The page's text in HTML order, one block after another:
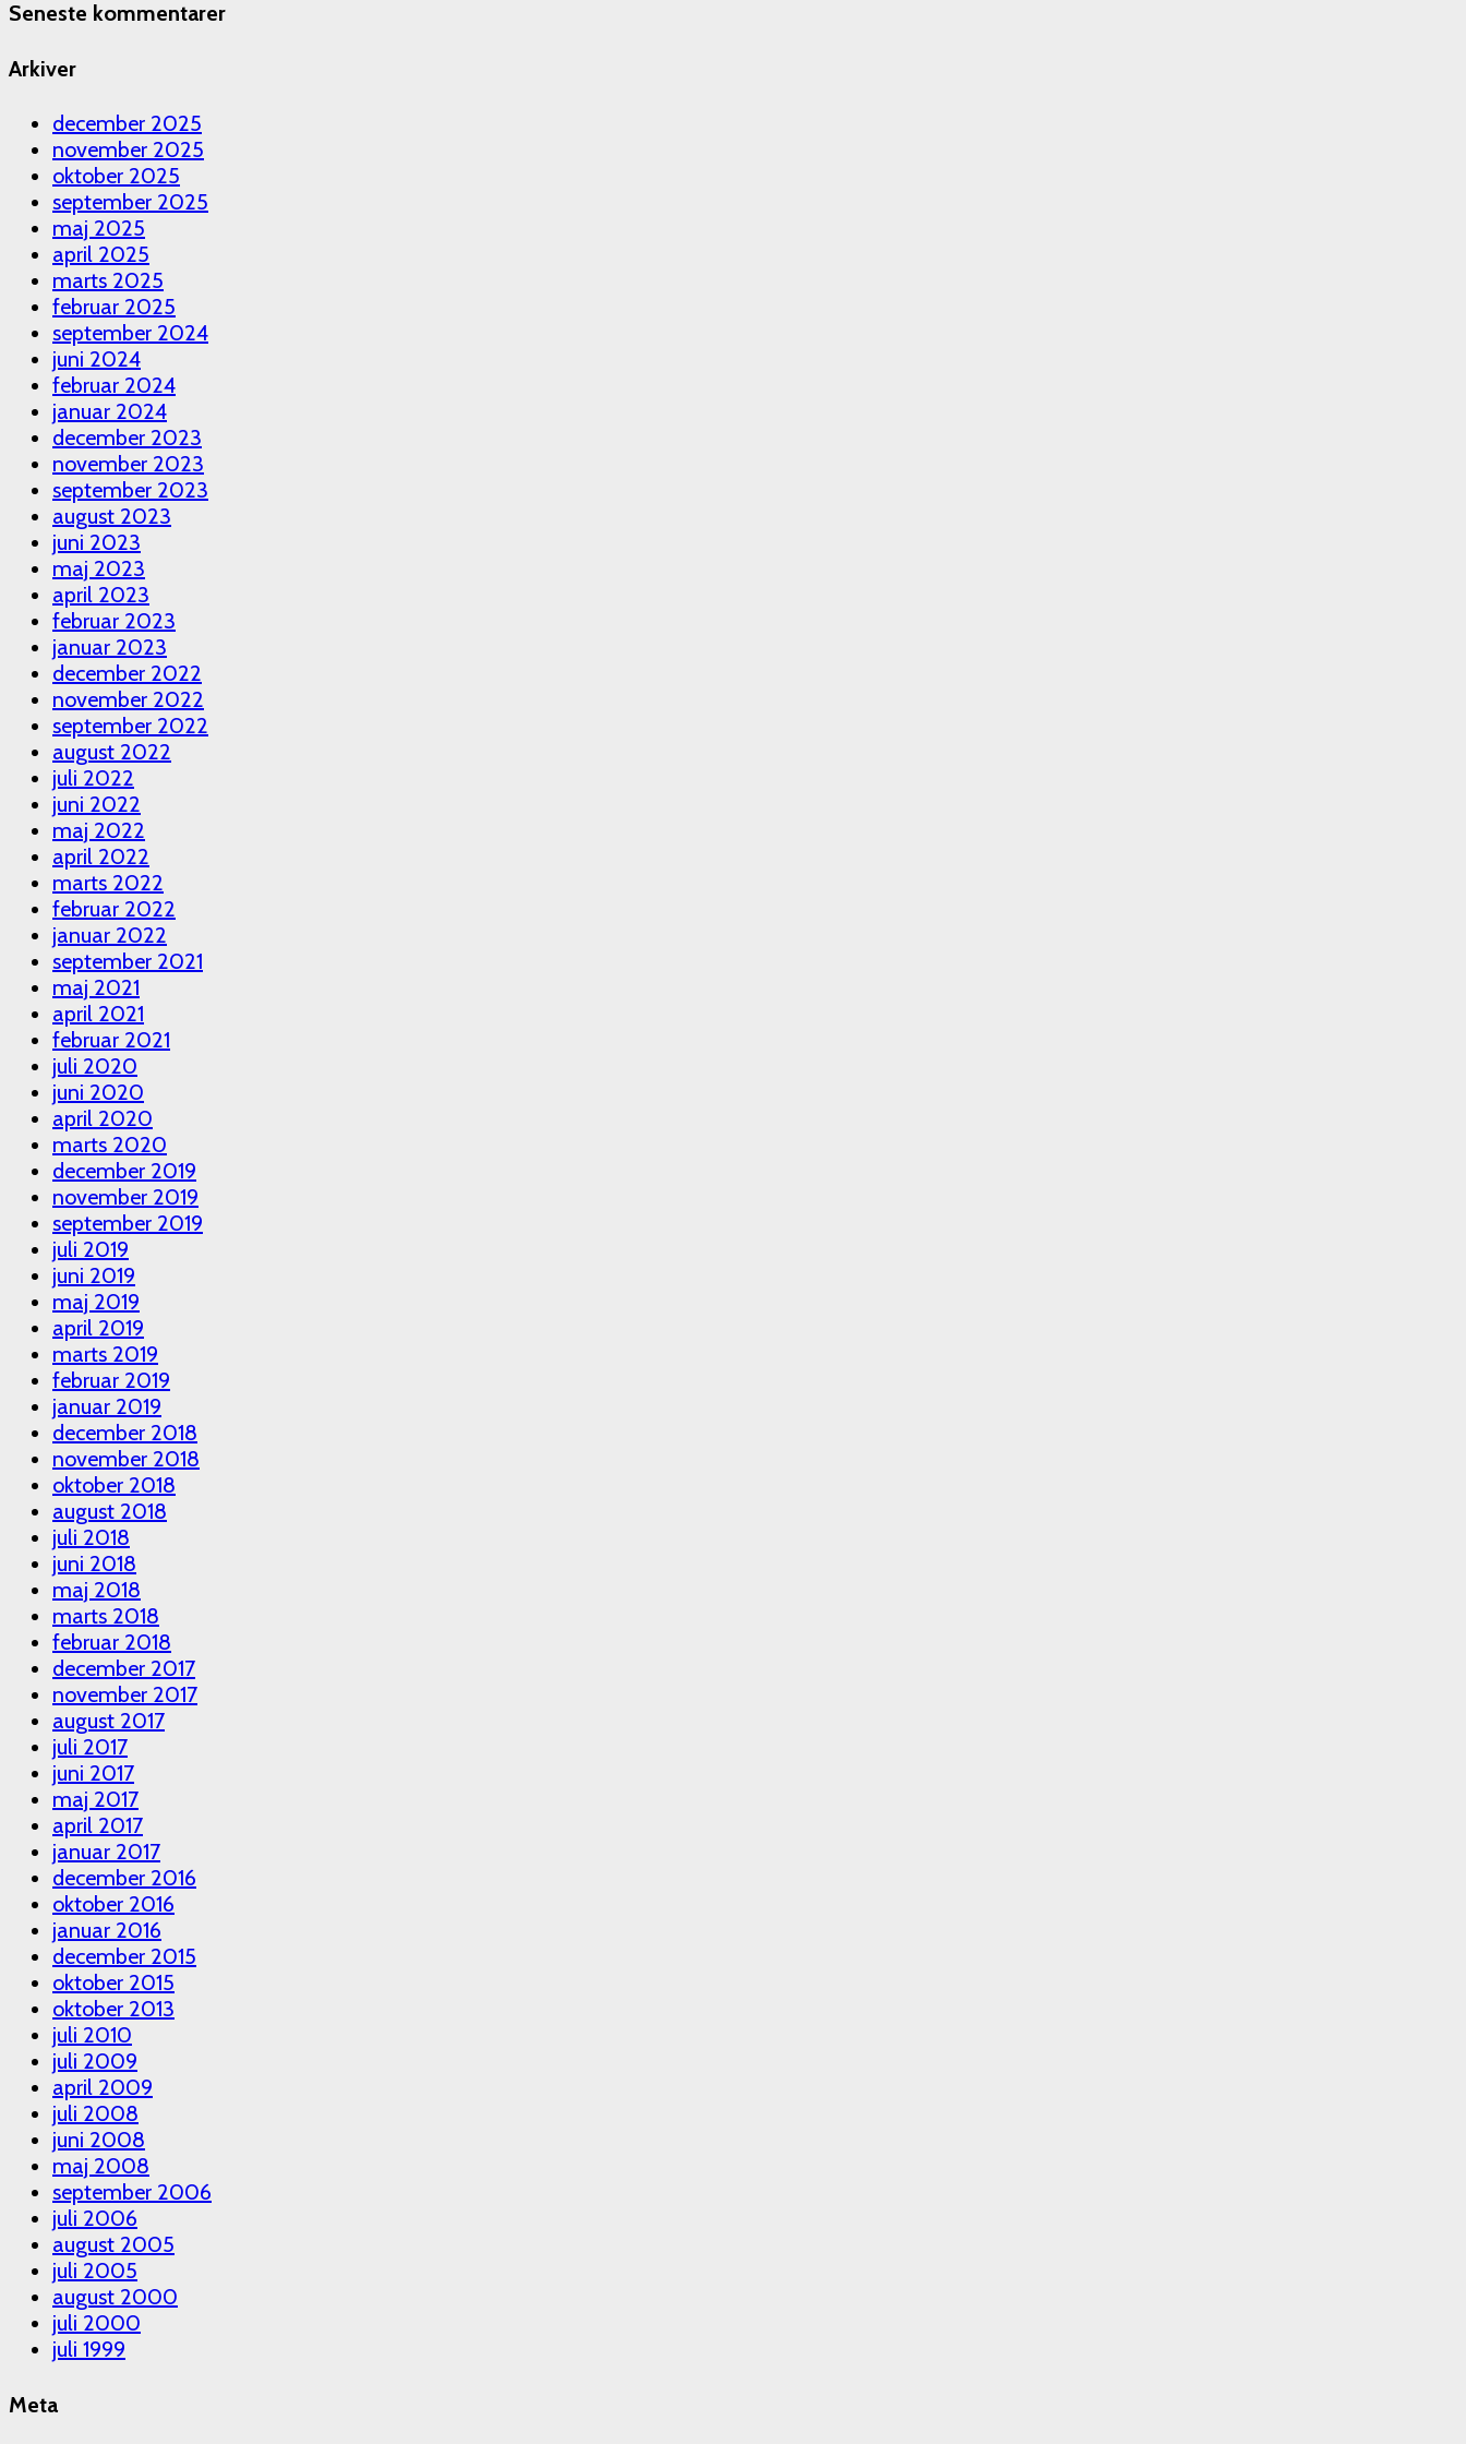
Seneste kommentarer
Arkiver
december 2025
november 2025
oktober 2025
september 2025
maj 2025
april 2025
marts 2025
februar 2025
september 2024
juni 2024
februar 2024
januar 2024
december 2023
november 2023
september 2023
august 2023
juni 2023
maj 2023
april 2023
februar 2023
januar 2023
december 2022
november 2022
september 2022
august 2022
juli 2022
juni 2022
maj 2022
april 2022
marts 2022
februar 2022
januar 2022
september 2021
maj 2021
april 2021
februar 2021
juli 2020
juni 2020
april 2020
marts 2020
december 2019
november 2019
september 2019
juli 2019
juni 2019
maj 2019
april 2019
marts 2019
februar 2019
januar 2019
december 2018
november 2018
oktober 2018
august 2018
juli 2018
juni 2018
maj 2018
marts 2018
februar 2018
december 2017
november 2017
august 2017
juli 2017
juni 2017
maj 2017
april 2017
januar 2017
december 2016
oktober 2016
januar 2016
december 2015
oktober 2015
oktober 2013
juli 2010
juli 2009
april 2009
juli 2008
juni 2008
maj 2008
september 2006
juli 2006
august 2005
juli 2005
august 2000
juli 2000
juli 1999
Meta